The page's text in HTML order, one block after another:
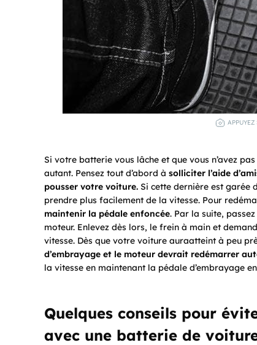
APPUYEZ
Si votre batterie vous lâche et que vous n’avez
autant. Pensez tout d’abord à solliciter l’aide
pousser votre voiture. Si cette dernière est garée
prendre plus facilement de la vitesse. Pour
maintenir la pédale enfoncée. Par la suite,
moteur. Enlevez dès lors, le frein à main et
vitesse. Dès que votre voiture auraatteint à peu
d’embrayage et le moteur devrait redémarrer
la vitesse en maintenant la pédale d’embrayage
Quelques conseils pour
avec une batterie de